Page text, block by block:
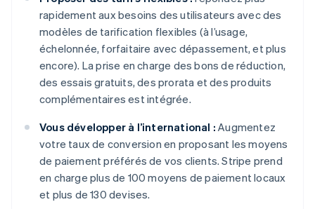
rapidement aux besoins des utilisateurs avec des
modèles de tarification flexibles (à l’usage,
échelonnée, forfaitaire avec dépassement, et plus
encore). La prise en charge des bons de réduction,
des essais gratuits, des prorata et des produits
complémentaires est intégrée.
Vous développer à l’international : Augmentez
votre taux de conversion en proposant les moyens
de paiement préférés de vos clients. Stripe prend
en charge plus de 100 moyens de paiement locaux
et plus de 130 devises.